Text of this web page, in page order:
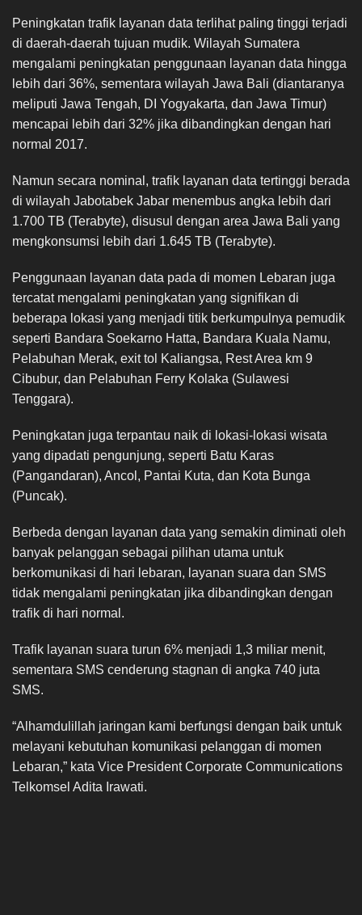
Peningkatan trafik layanan data terlihat paling tinggi terjadi
di daerah-daerah tujuan mudik. Wilayah Sumatera
mengalami peningkatan penggunaan layanan data hingga
lebih dari 36%, sementara wilayah Jawa Bali (diantaranya
meliputi Jawa Tengah, DI Yogyakarta, dan Jawa Timur)
mencapai lebih dari 32% jika dibandingkan dengan hari
normal 2017.
Namun secara nominal, trafik layanan data tertinggi berada
di wilayah Jabotabek Jabar menembus angka lebih dari
1.700 TB (Terabyte), disusul dengan area Jawa Bali yang
mengkonsumsi lebih dari 1.645 TB (Terabyte).
Penggunaan layanan data pada di momen Lebaran juga
tercatat mengalami peningkatan yang signifikan di
beberapa lokasi yang menjadi titik berkumpulnya pemudik
seperti Bandara Soekarno Hatta, Bandara Kuala Namu,
Pelabuhan Merak, exit tol Kaliangsa, Rest Area km 9
Cibubur, dan Pelabuhan Ferry Kolaka (Sulawesi
Tenggara).
Peningkatan juga terpantau naik di lokasi-lokasi wisata
yang dipadati pengunjung, seperti Batu Karas
(Pangandaran), Ancol, Pantai Kuta, dan Kota Bunga
(Puncak).
Berbeda dengan layanan data yang semakin diminati oleh
banyak pelanggan sebagai pilihan utama untuk
berkomunikasi di hari lebaran, layanan suara dan SMS
tidak mengalami peningkatan jika dibandingkan dengan
trafik di hari normal.
Trafik layanan suara turun 6% menjadi 1,3 miliar menit,
sementara SMS cenderung stagnan di angka 740 juta
SMS.
“Alhamdulillah jaringan kami berfungsi dengan baik untuk
melayani kebutuhan komunikasi pelanggan di momen
Lebaran,” kata Vice President Corporate Communications
Telkomsel Adita Irawati.